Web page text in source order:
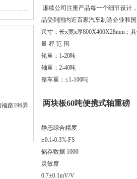
路196弄
湘续公司注重产品每一个细节设计
品受到国内近百家汽车制造企业和
尺寸：长x宽x厚800X400X28mm；
量 程 范 围
轮重：1-20吨
轴重：2-40吨
整车重：≤1-100吨
两块板60吨便携式轴重磅
静态综合精度
±0.1-0.3% FS
储存数据 1000
灵敏度
0.7±0.1mV/V